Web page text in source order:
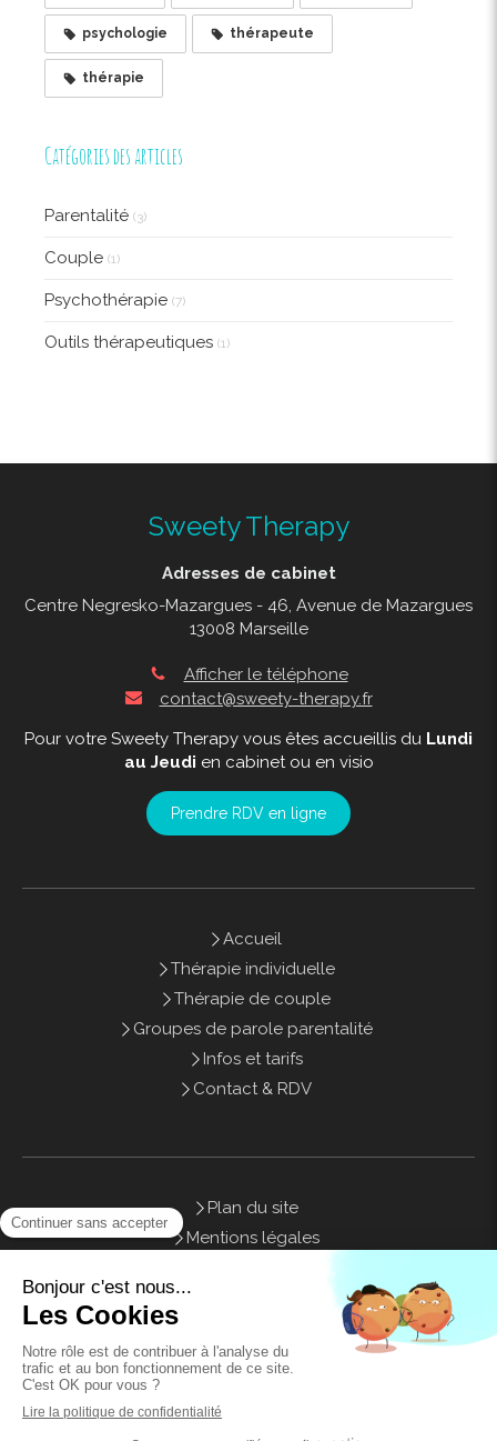
psychologie thérapeute
thérapie
Catégories des articles
Parentalité (3)
Couple (1)
Psychothérapie (7)
Outils thérapeutiques (1)
Sweety Therapy
Adresses de cabinet
Centre Negresko-Mazargues - 46, Avenue de Mazargues
13008 Marseille
Afficher le téléphone
contact@sweety-therapy.fr
Pour votre Sweety Therapy vous êtes accueillis du Lundi
au Jeudi en cabinet ou en visio
Prendre RDV en ligne
Accueil
Thérapie individuelle
Thérapie de couple
Groupes de parole parentalité
Infos et tarifs
Contact & RDV
Plan du site
Mentions légales
©2021 Sweety Therapy - Psychothérapie Marseille